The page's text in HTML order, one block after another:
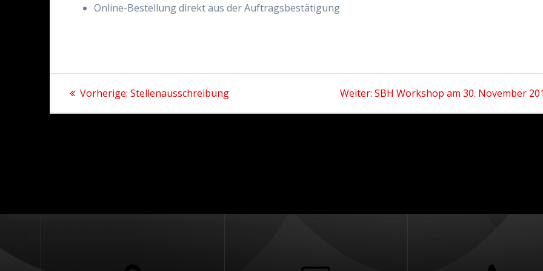
Online-Bestellung direkt aus der Auftragsbestätigung
Beitrags-
Navigation
Vorherige: Vorheriger
Stellenausschreibung Weiter: Nächster
SBH Workshop am 30. November